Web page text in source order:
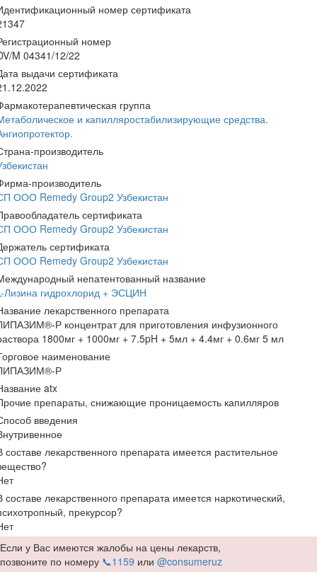
номер сертификата
номер
M 04341/12/22
выдачи сертификата
группа
и капилляростабилизирующие средства.
производитель
производитель
ООО Remedy Group2 Узбекистан
сертификата
ООО Remedy Group2 Узбекистан
сертификата
ООО Remedy Group2 Узбекистан
непатентованный название
Лизина гидрохлорид + ЭСЦИН
лекарственного препарата
Р концентрат для приготовления инфузионного
1800мг + 1000мг + 7.5pH + 5мл + 4.4мг + 0.6мг 5 мл
наименование
Р
atx
препараты, снижающие проницаемость капилляров
введения
составе лекарственного препарата имеется растительное
составе лекарственного препарата имеется наркотический,
прекурсор?
Если у Вас имеются жалобы на цены лекарств,
позвоните по номеру 📞1159 или @consumeruz